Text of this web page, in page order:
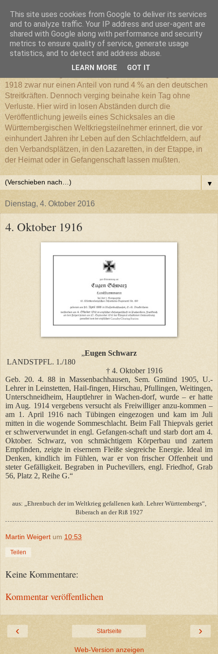
Württembergischer
Weltkriegs-Blog
1918 zwar nur einen Anteil von rund 4 % an den deutschen
Streitkräften. Dennoch verging beinahe kein Tag ohne
Verluste. Hier wird in losen Abständen durch die
Veröffentlichung jeweils eines Schicksales an die
Württembergischen Weltkriegsteilnehmer erinnert, die vor
einhundert Jahren ihr Leben auf den Schlachtfeldern, auf
den Verbandsplätzen, in den Lazaretten, in der Etappe, in
der Heimat oder in Gefangenschaft lassen mußten.
▼
Dienstag, 4. Oktober 2016
4. Oktober 1916
„Eugen Schwarz
LANDSTPFL. 1./180
† 4. Oktober 1916
Geb. 20. 4. 88 in Massenbachhausen, Sem. Gmünd 1905, U.-
Lehrer in Leinstetten, Hail-fingen, Hirschau, Pfullingen, Weitingen,
Unterschneidheim, Hauptlehrer in Wachen-dorf, wurde – er hatte
im Aug. 1914 vergebens versucht als Freiwilliger anzu-kommen –
am 1. April 1916 nach Tübingen eingezogen und kam im Juli
mitten in die wogende Sommeschlacht. Beim Fall Thiepvals geriet
er schwerverwundet in engl. Gefangen-schaft und starb dort am 4.
Oktober. Schwarz, von schmächtigem Körperbau und zartem
Empfinden, zeigte in eisernem Fleiße siegreiche Energie. Ideal im
Denken, kindlich im Fühlen, war er von frischer Offenheit und
steter Gefälligkeit. Begraben in Puchevillers, engl. Friedhof, Grab
56, Platz 2, Reihe G.“
aus: „Ehrenbuch der im Weltkrieg gefallenen kath. Lehrer Württembergs“,
Biberach an der Riß 1927
Martin Weigert um 10:53
Teilen
Keine Kommentare:
Kommentar veröffentlichen
‹ ›
Startseite
Web-Version anzeigen
This site uses cookies from Google to deliver its services
and to analyze traffic. Your IP address and user-agent are
shared with Google along with performance and security
metrics to ensure quality of service, generate usage
statistics, and to detect and address abuse.
LEARN MORE GOT IT